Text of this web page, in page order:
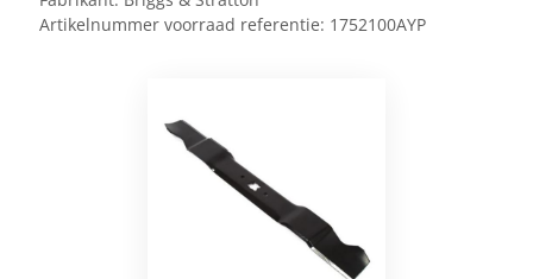
Artikelnummer voorraad referentie: 1752100AYP